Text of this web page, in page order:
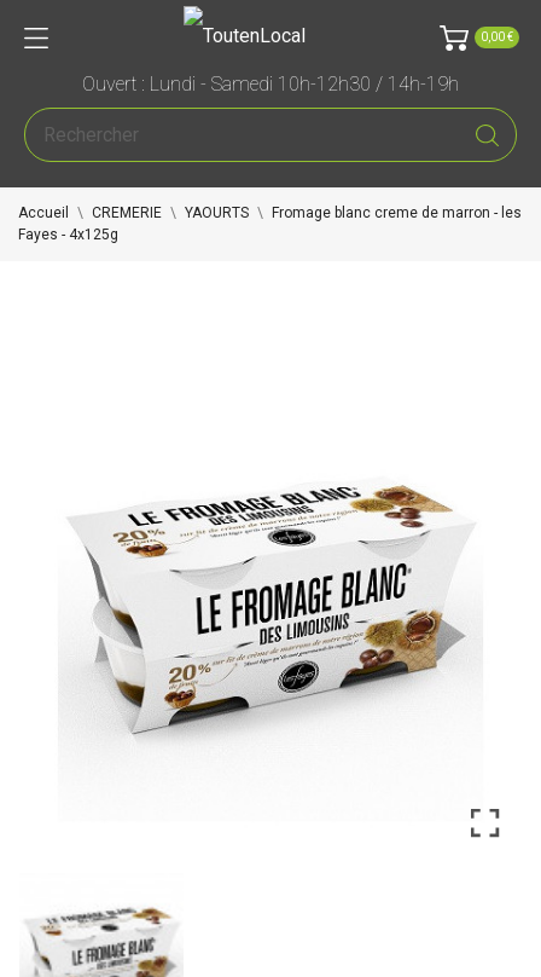
0,00 €
Ouvert : Lundi - Samedi 10h-12h30 / 14h-19h
Accueil CREMERIE YAOURTS
Fromage blanc creme de marron - les
Fayes - 4x125g